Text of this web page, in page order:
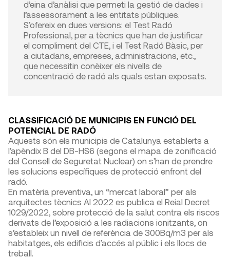
d’eina d’anàlisi que permeti la gestió de dades i
l’assessorament a les entitats públiques.
S’ofereix en dues versions: el Test Radó
Professional, per a tècnics que han de justificar
el compliment del CTE, i el Test Radó Bàsic, per
a ciutadans, empreses, administracions, etc.,
que necessitin conèixer els nivells de
concentració de radó als quals estan exposats.
CLASSIFICACIÓ DE MUNICIPIS EN FUNCIÓ DEL
POTENCIAL DE RADÓ
Aquests són els municipis de Catalunya establerts a
l’apèndix B del DB-HS6 (segons el mapa de zonificació
del Consell de Seguretat Nuclear) on s’han de prendre
les solucions específiques de protecció enfront del
radó.
En matèria preventiva, un “mercat laboral” per als
arquitectes tècnics Al 2022 es publica el Reial Decret
1029/2022, sobre protecció de la salut contra els riscos
derivats de l’exposició a les radiacions ionitzants, on
s’estableix un nivell de referència de 300Bq/m3 per als
habitatges, els edificis d’accés al públic i els llocs de
treball.